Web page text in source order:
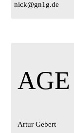
nick@gn1g.de
AGE
Artur Gebert